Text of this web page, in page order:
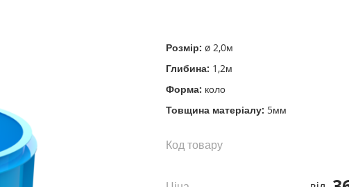
Розмір: ø 2,0м
Глибина: 1,2м
Форма: коло
Товщина матеріалу: 5мм
Код товару